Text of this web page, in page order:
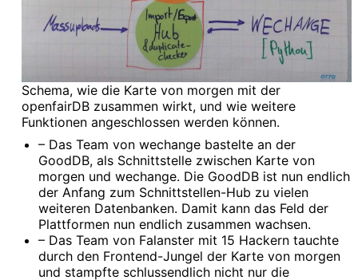
Schema, wie die Karte von morgen mit der
openfairDB zusammen wirkt, und wie weitere
Funktionen angeschlossen werden können.
– Das Team von wechange bastelte an der
GoodDB, als Schnittstelle zwischen Karte von
morgen und wechange. Die GoodDB ist nun endlich
der Anfang zum Schnittstellen-Hub zu vielen
weiteren Datenbanken. Damit kann das Feld der
Plattformen nun endlich zusammen wachsen.
– Das Team von Falanster mit 15 Hackern tauchte
durch den Frontend-Jungel der Karte von morgen
und stampfte schlussendlich nicht nur die